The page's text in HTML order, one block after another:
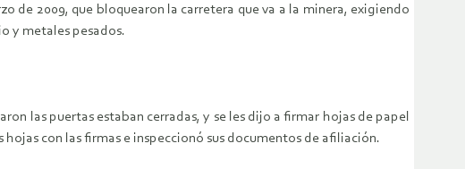
de 2009, que bloquearon la carretera que va a la minera, exigiendo
y metales pesados.
las puertas estaban cerradas, y se les dijo a firmar hojas de papel
con las firmas e inspeccionó sus documentos de afiliación.